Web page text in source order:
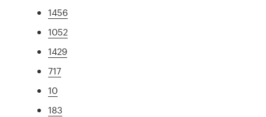
1456
1052
1429
717
10
183